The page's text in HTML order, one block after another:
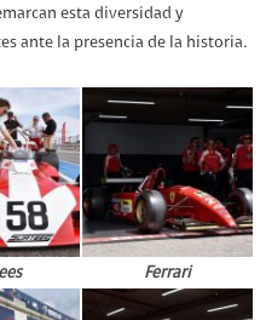
esta diversidad y
ante la presencia de la historia.
Ferrari